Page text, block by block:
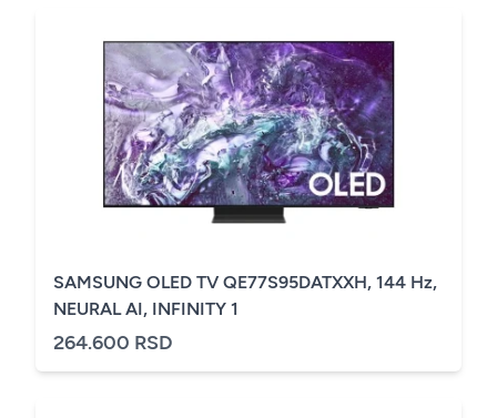
SAMSUNG OLED TV QE77S95DATXXH, 144 Hz,
NEURAL AI, INFINITY 1
264.600 RSD